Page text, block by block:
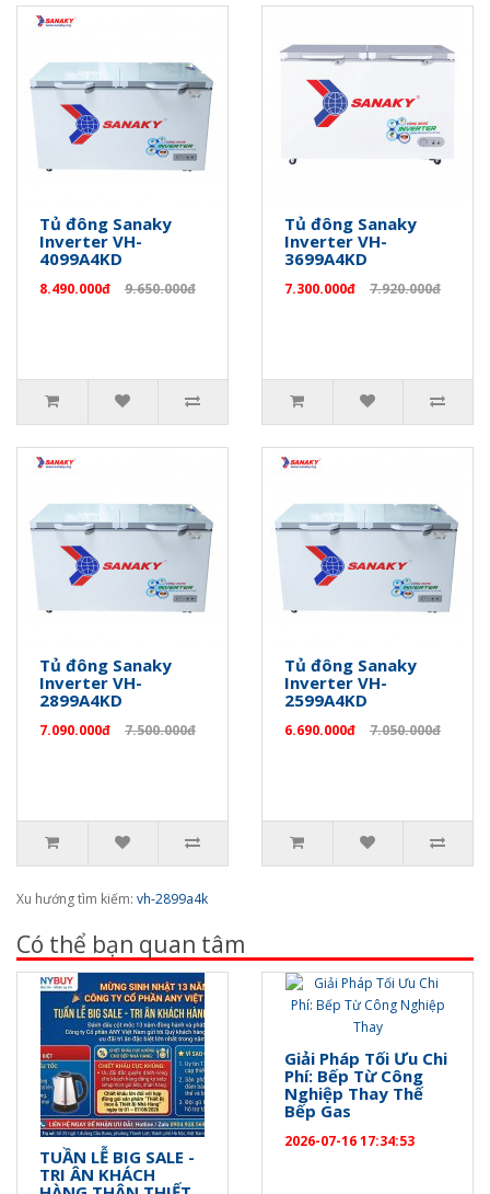
Tủ đông Sanaky
Inverter VH-
4099A4KD
8.490.000đ 9.650.000đ
Tủ đông Sanaky
Inverter VH-
3699A4KD
7.300.000đ 7.920.000đ
Tủ đông Sanaky
Inverter VH-
2899A4KD
7.090.000đ 7.500.000đ
Tủ đông Sanaky
Inverter VH-
2599A4KD
6.690.000đ 7.050.000đ
Xu hướng tìm kiếm: vh-2899a4k
Có thể bạn quan tâm
TUẦN LỄ BIG SALE -
TRI ÂN KHÁCH
Giải Pháp Tối Ưu Chi
Phí: Bếp Từ Công
Nghiệp Thay Thế
Bếp Gas
2026-07-16 17:34:53